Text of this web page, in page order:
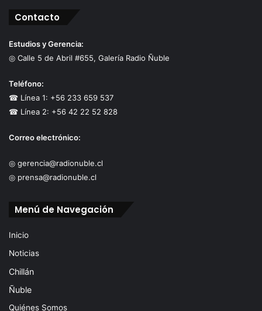
Contacto
Estudios y Gerencia:
◎ Calle 5 de Abril #655, Galería Radio Ñuble
Teléfono:
☎ Línea 1: +56 233 659 537
☎ Línea 2: +56 42 22 52 828
Correo electrónico:
◎ gerencia@radionuble.cl
◎ prensa@radionuble.cl
Menú de Navegación
Inicio
Noticias
Chillán
Ñuble
Quiénes Somos